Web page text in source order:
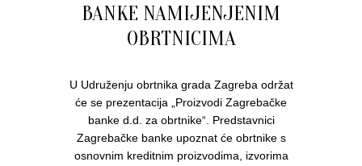
BANKE NAMIJENJENIM
OBRTNICIMA
U Udruženju obrtnika grada Zagreba održat
će se prezentacija „Proizvodi Zagrebačke
banke d.d. za obrtnike“. Predstavnici
Zagrebačke banke upoznat će obrtnike s
osnovnim kreditnim proizvodima, izvorima